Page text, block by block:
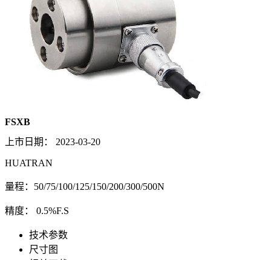
FSXB
上市日期： 2023-03-20
HUATRAN
量程：50/75/100/125/150/200/300/500N
精度： 0.5%F.S
技术参数
尺寸图